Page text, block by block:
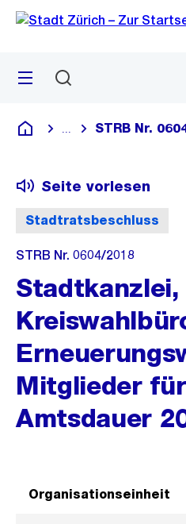
Navigation
Sprunglink
Menü
Deutsch
Blende alle
STRB Nr.
Stadtratsbeschluss
Seite vorlesen
STRB Nr. 0604/2018
Stadtkanzlei,
Mitglieder
Amtsdauer
Organisationseinheit